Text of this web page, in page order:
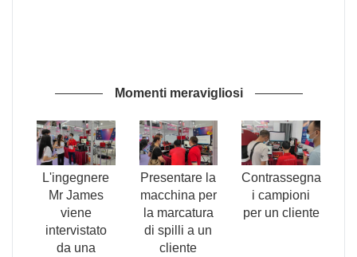
Momenti meravigliosi
L'ingegnere
Mr James
viene
intervistato
da una
Presentare la
macchina per
la marcatura
di spilli a un
cliente
Contrassegna
i campioni
per un cliente